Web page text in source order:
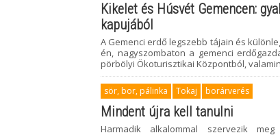
Kikelet és Húsvét Gemencen:
kapujából
A Gemenci erdő legszebb tájain és
én, nagyszombaton a gemenci
pörbölyi Ökoturisztikai Központból,
sör, bor, pálinka Tokaj borárverés
Mindent újra kell tanulni
Harmadik alkalommal szervezik